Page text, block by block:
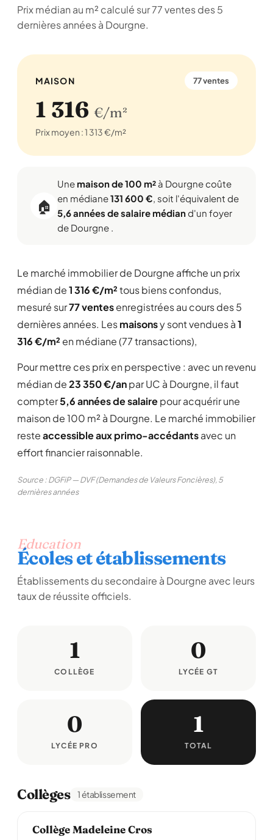
Prix médian au m² calculé sur 77 ventes des 5
dernières années à Dourgne.
MAISON 77 ventes
1 316 €/m²
Prix moyen : 1 313 €/m²
🏠
Une maison de 100 m² à Dourgne coûte
en médiane131 600 €, soit l'équivalent de
5,6 années de salaire médiand'un foyer
de Dourgne .
Le marché immobilier de Dourgne affiche un prix
médian de1 316 €/m²tous biens confondus,
mesuré sur77 ventesenregistrées au cours des 5
dernières années. Lesmaisonsy sont vendues à1
316 €/m² en médiane (77 transactions),
Pour mettre ces prix en perspective : avec un revenu
médian de23 350 €/anpar UC à Dourgne, il faut
compter5,6 années de salairepour acquérir une
maison de 100 m² à Dourgne. Le marché immobilier
resteaccessible aux primo-accédantsavec un
effort financier raisonnable.
Source : DGFiP — DVF (Demandes de Valeurs Foncières), 5
dernières années
Education
Écoles et établissements
Établissements du secondaire à Dourgne avec leurs
taux de réussite officiels.
1
COLLÈGE
0
LYCÉE GT
0
LYCÉE PRO
1
TOTAL
Collèges 1 établissement
Collège Madeleine Cros